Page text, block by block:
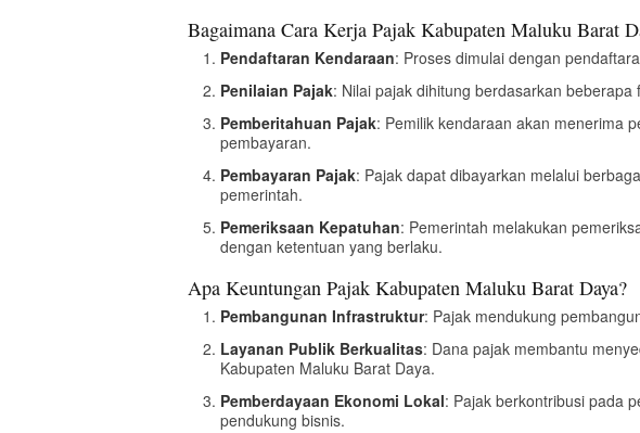
Bagaimana Cara Kerja Pajak Kabupaten Maluku Barat
Pendaftaran Kendaraan: Proses dimulai dengan
Penilaian Pajak: Nilai pajak dihitung berdasarkan
Pemberitahuan Pajak: Pemilik kendaraan akan menerima
pembayaran.
Pembayaran Pajak: Pajak dapat dibayarkan melalui
pemerintah.
Pemeriksaan Kepatuhan: Pemerintah melakukan
dengan ketentuan yang berlaku.
Apa Keuntungan Pajak Kabupaten Maluku Barat Daya?
Pembangunan Infrastruktur: Pajak mendukung
Layanan Publik Berkualitas: Dana pajak membantu
Kabupaten Maluku Barat Daya.
Pemberdayaan Ekonomi Lokal: Pajak berkontribusi pada
pendukung bisnis.